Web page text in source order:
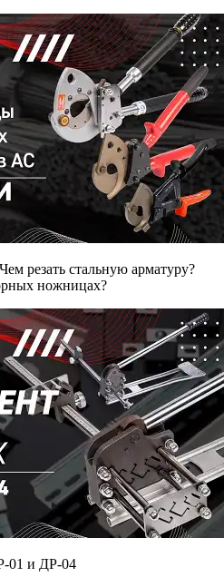
резать стальную арматуру?
ножницах?
01 и ДР-04